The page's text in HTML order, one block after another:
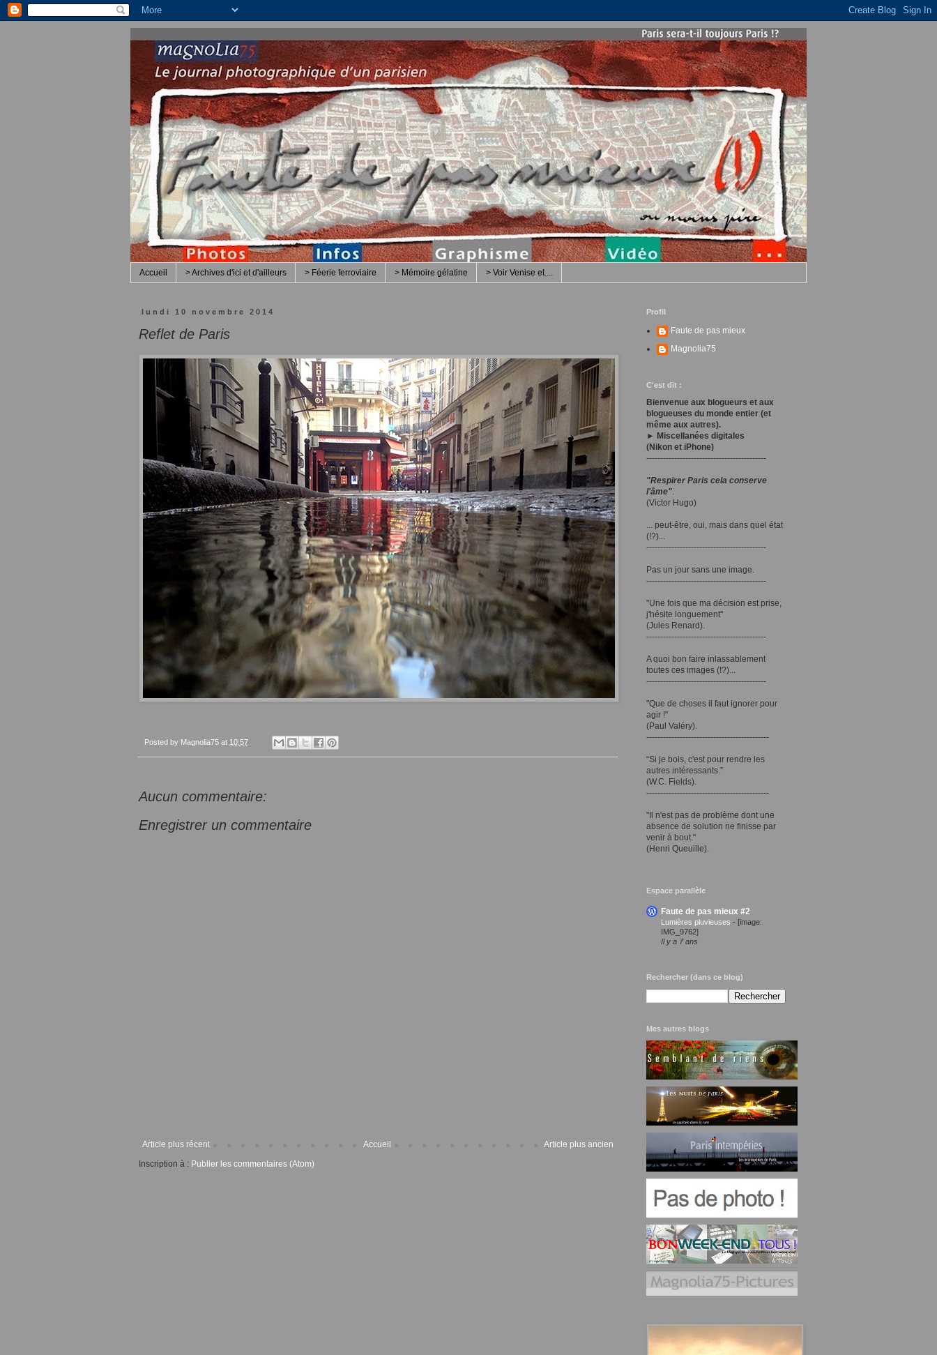
Accueil > Archives d'ici et d'ailleurs > Féerie ferroviaire > Mémoire gélatine > Voir Venise et....
lundi 10 novembre 2014
Reflet de Paris
Posted by Magnolia75 at 10:57
Aucun commentaire:
Enregistrer un commentaire
Article plus récent Article plus ancien
Accueil
Inscription à : Publier les commentaires (Atom)
Profil
Faute de pas mieux
Magnolia75
C'est dit :
Bienvenue aux blogueurs et aux
blogueuses du monde entier (et
même aux autres).
► Miscellanées digitales
(Nikon et iPhone)
-------------------------------------------
"Respirer Paris cela conserve
l'âme".
(Victor Hugo)
... peut-être, oui, mais dans quel état
(!?)...
-------------------------------------------
Pas un jour sans une image.
-------------------------------------------
"Une fois que ma décision est prise,
j'hésite longuement"
(Jules Renard).
-------------------------------------------
A quoi bon faire inlassablement
toutes ces images (!?)...
-------------------------------------------
"Que de choses il faut ignorer pour
agir !"
(Paul Valéry).
--------------------------------------------
“Si je bois, c'est pour rendre les
autres intéressants.”
(W.C. Fields).
--------------------------------------------
"Il n'est pas de problème dont une
absence de solution ne finisse par
venir à bout."
(Henri Queuille).
Espace parallèle
Faute de pas mieux #2
Lumières pluvieuses - [image:
IMG_9762]
Il y a 7 ans
Rechercher (dans ce blog)
Mes autres blogs